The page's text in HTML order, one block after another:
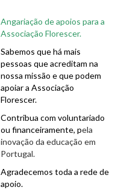
Angariação de apoios para a
Associação Florescer.
Sabemos que há mais
pessoas que acreditam na
nossa missão e que podem
apoiar a Associação
Florescer.
Contribua com voluntariado
ou financeiramente, pela
inovação da educação em
Portugal.
Agradecemos toda a rede de
apoio.